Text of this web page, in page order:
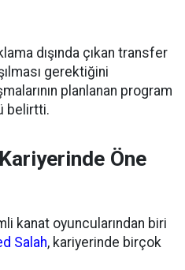
dışında çıkan transfer
gerektiğini
planlanan program
belirtti.
Öne
kanat oyuncularından biri
Salah, kariyerinde birçok